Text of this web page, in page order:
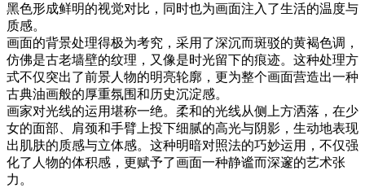
黑色形成鲜明的视觉对比，同时也为画面注入了生活的温度与
质感。
画面的背景处理得极为考究，采用了深沉而斑驳的黄褐色调，
仿佛是古老墙壁的纹理，又像是时光留下的痕迹。这种处理方
式不仅突出了前景人物的明亮轮廓，更为整个画面营造出一种
古典油画般的厚重氛围和历史沉淀感。
画家对光线的运用堪称一绝。柔和的光线从侧上方洒落，在少
女的面部、肩颈和手臂上投下细腻的高光与阴影，生动地表现
出肌肤的质感与立体感。这种明暗对照法的巧妙运用，不仅强
化了人物的体积感，更赋予了画面一种静谧而深邃的艺术张
力。